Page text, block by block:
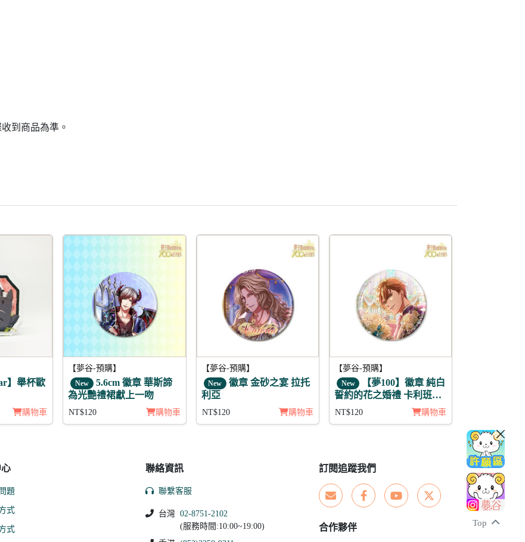
Top
到商品為準。
】舉杯歐
購物車
【夢谷-預購】
New 5.6cm 徽章 華斯諦
為光艷禮裙獻上一吻
NT$120 購物車
【夢谷-預購】
New
徽章 金砂之宴 拉托
利亞
NT$120 購物車
【夢谷-預購】
New
【夢100】徽章 純白
誓約的花之婚禮 卡利班恩
(月覺)
NT$120 購物車
題
式
式
聯絡資訊
聯繫客服
台灣 02-8751-2102
(服務時間:10:00~19:00)
訂閱追蹤我們
合作夥伴